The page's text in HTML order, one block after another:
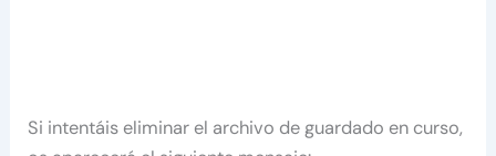
Si intentáis eliminar el archivo de guardado en curso,